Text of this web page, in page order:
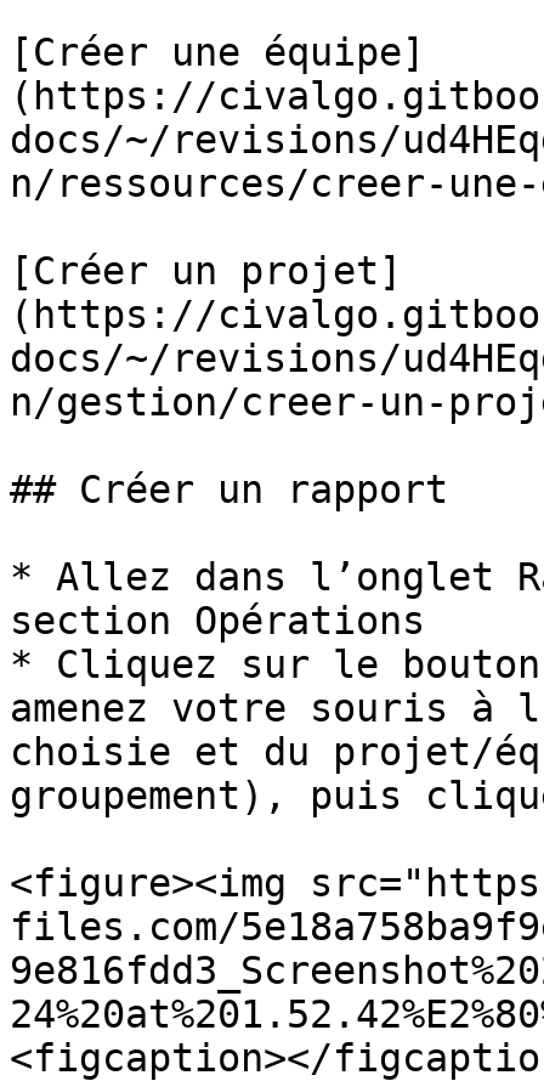
[Créer une équipe]
(https://
docs/~/revisions/
n/ressources/creer-
[Créer un projet]
(https://
docs/~/revisions/
n/gestion/creer-un-
## Créer un rapport
* Allez dans l’onglet
section Opérations
* Cliquez sur le
amenez votre souris
choisie et du projet/
groupement), puis
<figure><img
files.com/
<figcaption></